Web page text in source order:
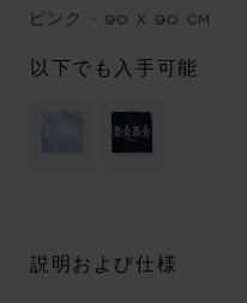
ピンク - 90 X 90 CM
以下でも入手可能
説明および仕様